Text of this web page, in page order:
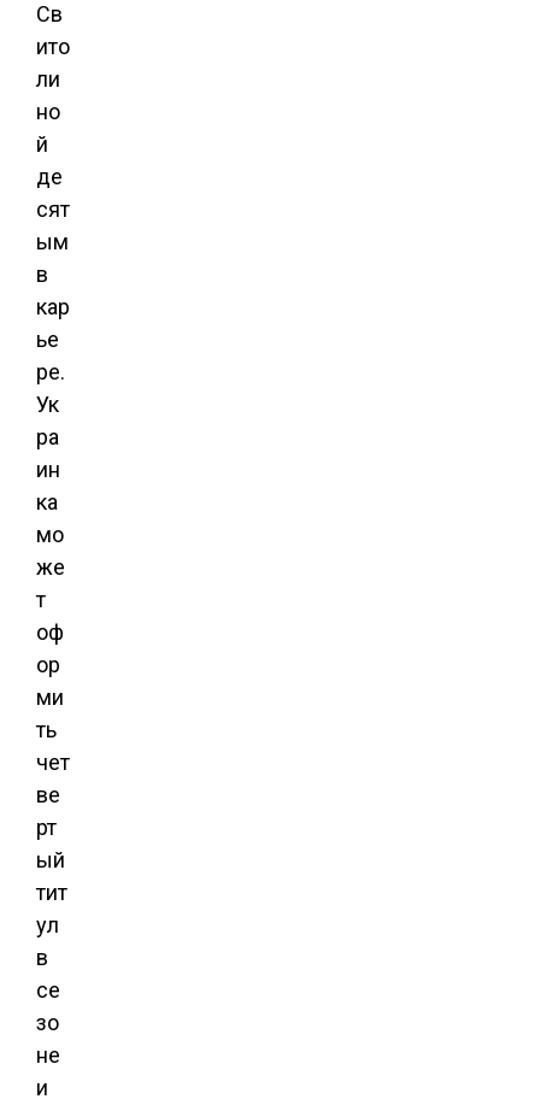
Св
ито
ли
но
й
де
сят
ым
в
кар
ье
ре.
Ук
ра
ин
ка
мо
же
т
оф
ор
ми
ть
чет
ве
рт
ый
тит
ул
в
се
зо
не
и